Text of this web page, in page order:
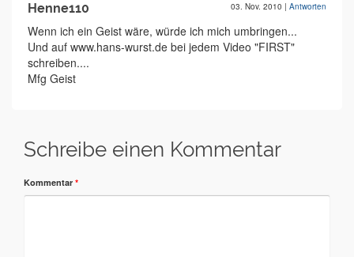
Henne110 03. Nov. 2010 | Antworten
Wenn ich ein Geist wäre, würde ich mich umbringen...
Und auf www.hans-wurst.de bei jedem Video "FIRST"
schreiben....
Mfg Geist
Schreibe einen Kommentar
Kommentar *